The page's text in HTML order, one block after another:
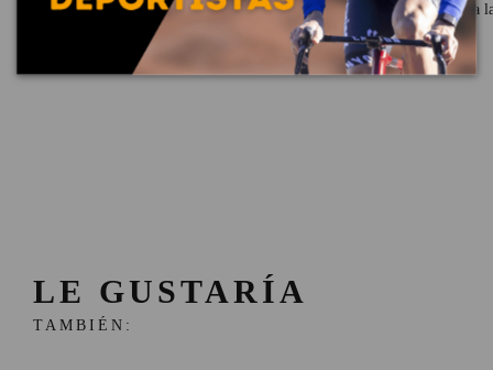
Protecciones Laterales Extraíbles: Protecciones laterales contra
LE GUSTARÍA
TAMBIÉN: